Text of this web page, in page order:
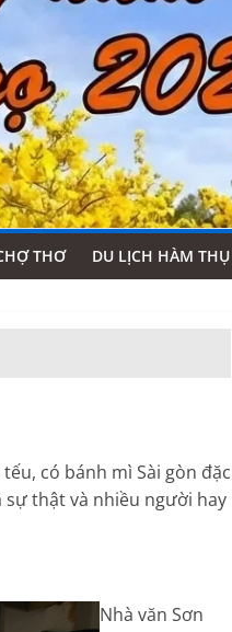
THƠ DU LỊCH HÀM THỤ
có bánh mì Sài gòn đặc
thật và nhiều người hay
Nhà văn Sơn